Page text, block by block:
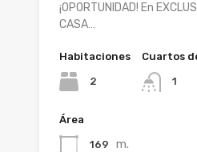
¡OPORTUNIDAD! En
CASA…
Habitaciones
2
Cuartos
1
Área
169 m.